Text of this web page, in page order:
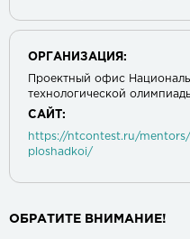
ОРГАНИЗАЦИЯ:
Проектный офис
технологической
САЙТ:
https://ntcontest.ru/
ploshadkoi/
ОБРАТИТЕ ВНИМАНИЕ!